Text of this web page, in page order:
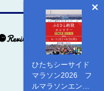
ひたちシーサイド
マラソン2026 フ
ルマラソンエント